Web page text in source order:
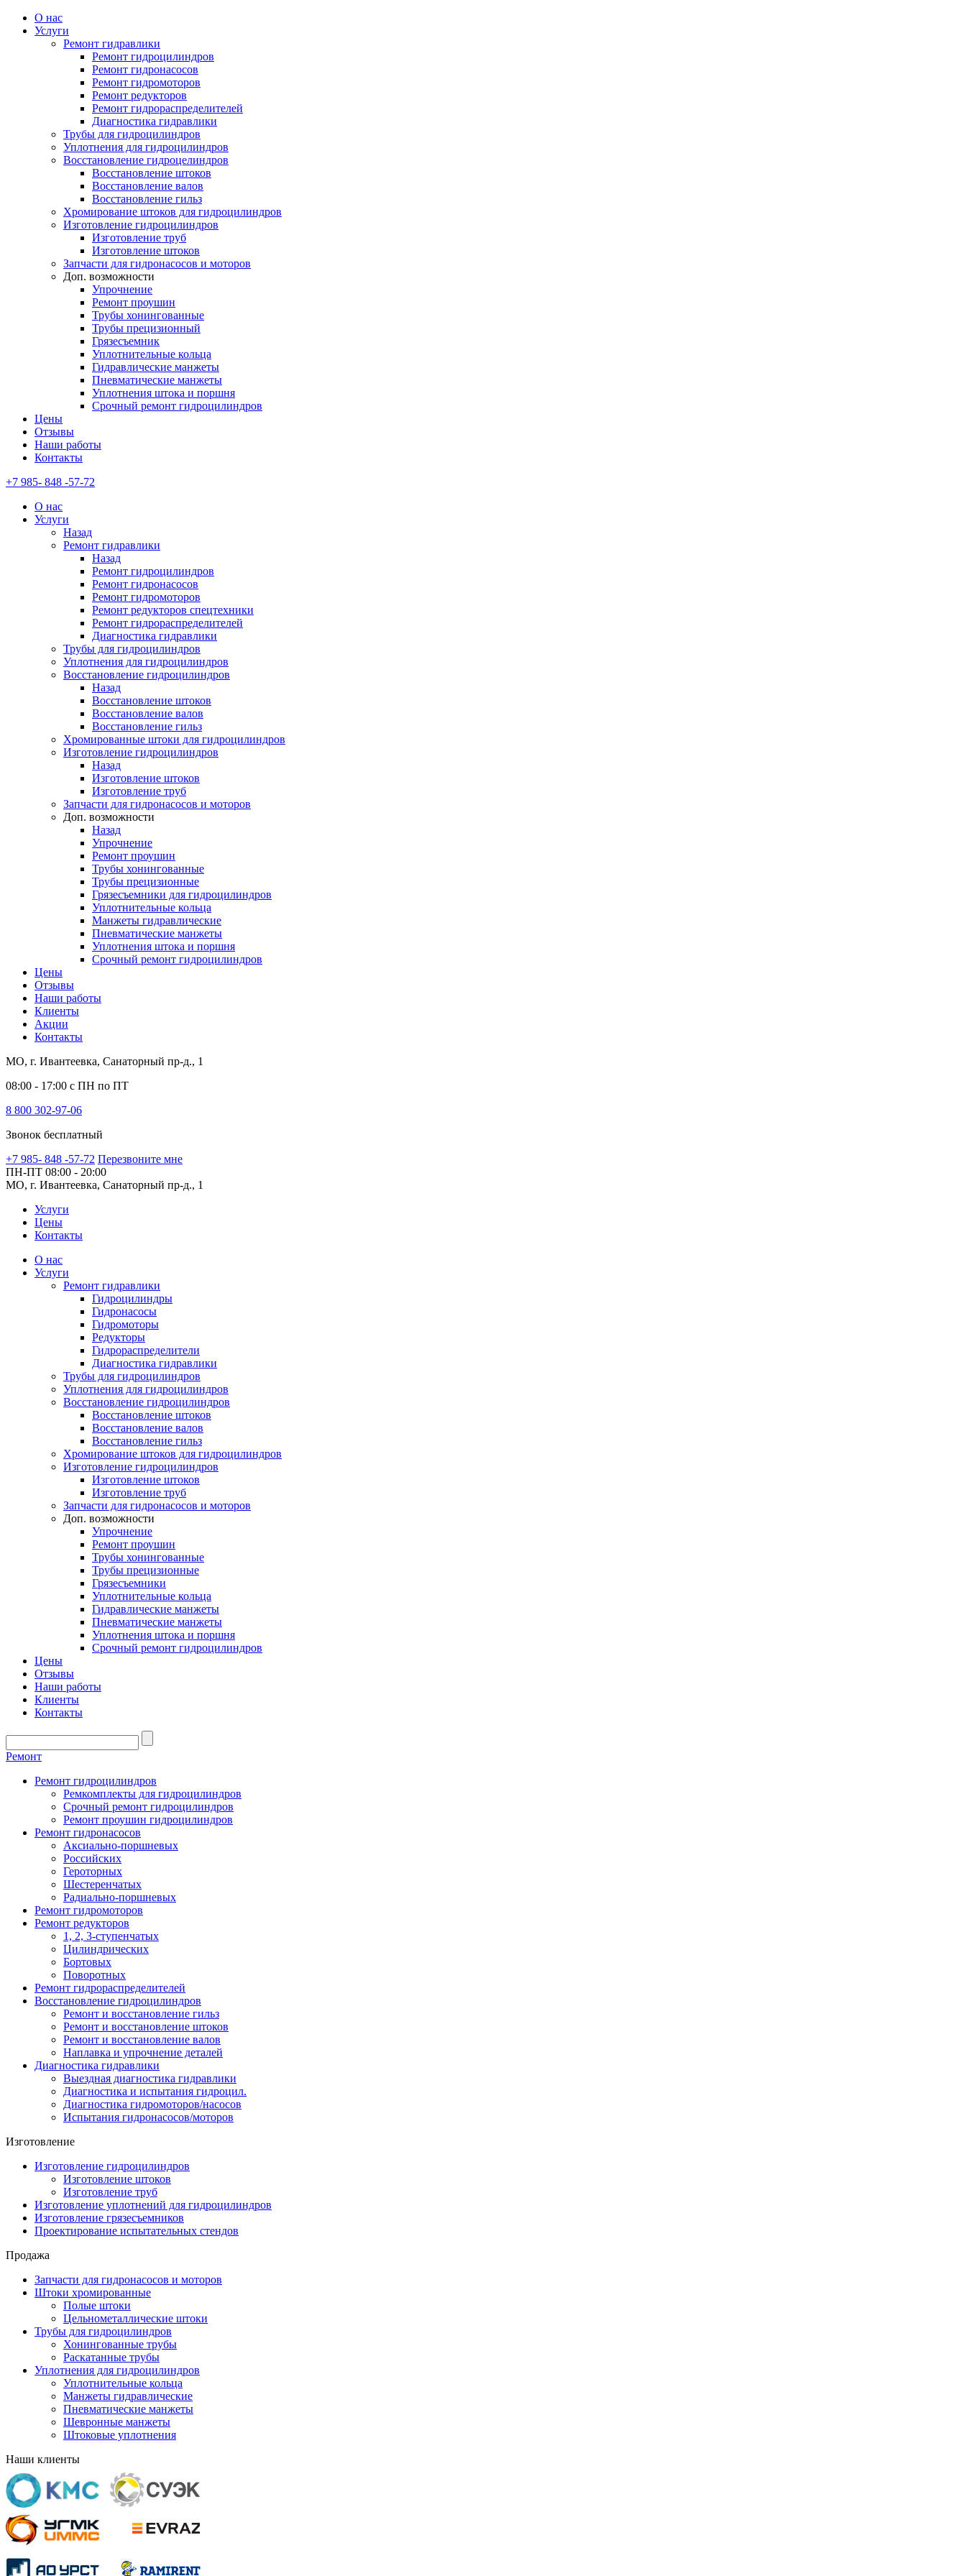
О нас
Услуги
Ремонт гидравлики
Ремонт гидроцилиндров
Ремонт гидронасосов
Ремонт гидромоторов
Ремонт редукторов
Ремонт гидрораспределителей
Диагностика гидравлики
Трубы для гидроцилиндров
Уплотнения для гидроцилиндров
Восстановление гидроцелиндров
Восстановление штоков
Восстановление валов
Восстановление гильз
Хромирование штоков для гидроцилиндров
Изготовление гидроцилиндров
Изготовление труб
Изготовление штоков
Запчасти для гидронасосов и моторов
Доп. возможности
Упрочнение
Ремонт проушин
Трубы хонингованные
Трубы прецизионный
Грязесъемник
Уплотнительные кольца
Гидравлические манжеты
Пневматические манжеты
Уплотнения штока и поршня
Срочный ремонт гидроцилиндров
Цены
Отзывы
Наши работы
Контакты
+7 985- 848 -57-72
О нас
Услуги
Назад
Ремонт гидравлики
Назад
Ремонт гидроцилиндров
Ремонт гидронасосов
Ремонт гидромоторов
Ремонт редукторов спецтехники
Ремонт гидрораспределителей
Диагностика гидравлики
Трубы для гидроцилиндров
Уплотнения для гидроцилиндров
Восстановление гидроцилиндров
Назад
Восстановление штоков
Восстановление валов
Восстановление гильз
Хромированные штоки для гидроцилиндров
Изготовление гидроцилиндров
Назад
Изготовление штоков
Изготовление труб
Запчасти для гидронасосов и моторов
Доп. возможности
Назад
Упрочнение
Ремонт проушин
Трубы хонингованные
Трубы прецизионные
Грязесъемники для гидроцилиндров
Уплотнительные кольца
Манжеты гидравлические
Пневматические манжеты
Уплотнения штока и поршня
Срочный ремонт гидроцилиндров
Цены
Отзывы
Наши работы
Клиенты
Акции
Контакты
МО, г. Ивантеевка, Санаторный пр-д., 1
08:00 - 17:00 с ПН по ПТ
8 800 302-97-06
Звонок бесплатный
+7 985- 848 -57-72 Перезвоните мне
ПН-ПТ 08:00 - 20:00
МО, г. Ивантеевка, Санаторный пр-д., 1
Услуги
Цены
Контакты
О нас
Услуги
Ремонт гидравлики
Гидроцилиндры
Гидронасосы
Гидромоторы
Редукторы
Гидрораспределители
Диагностика гидравлики
Трубы для гидроцилиндров
Уплотнения для гидроцилиндров
Восстановление гидроцилиндров
Восстановление штоков
Восстановление валов
Восстановление гильз
Хромирование штоков для гидроцилиндров
Изготовление гидроцилиндров
Изготовление штоков
Изготовление труб
Запчасти для гидронасосов и моторов
Доп. возможности
Упрочнение
Ремонт проушин
Трубы хонингованные
Трубы прецизионные
Грязесъемники
Уплотнительные кольца
Гидравлические манжеты
Пневматические манжеты
Уплотнения штока и поршня
Срочный ремонт гидроцилиндров
Цены
Отзывы
Наши работы
Клиенты
Контакты
Ремонт
Ремонт гидроцилиндров
Ремкомплекты для гидроцилиндров
Срочный ремонт гидроцилиндров
Ремонт проушин гидроцилиндров
Ремонт гидронасосов
Аксиально-поршневых
Российских
Героторных
Шестеренчатых
Радиально-поршневых
Ремонт гидромоторов
Ремонт редукторов
1, 2, 3-ступенчатых
Цилиндрических
Бортовых
Поворотных
Ремонт гидрораспределителей
Восстановление гидроцилиндров
Ремонт и восстановление гильз
Ремонт и восстановление штоков
Ремонт и восстановление валов
Наплавка и упрочнение деталей
Диагностика гидравлики
Выездная диагностика гидравлики
Диагностика и испытания гидроцил.
Диагностика гидромоторов/насосов
Испытания гидронасосов/моторов
Изготовление
Изготовление гидроцилиндров
Изготовление штоков
Изготовление труб
Изготовление уплотнений для гидроцилиндров
Изготовление грязесъемников
Проектирование испытательных стендов
Продажа
Запчасти для гидронасосов и моторов
Штоки хромированные
Полые штоки
Цельнометаллические штоки
Трубы для гидроцилиндров
Хонингованные трубы
Раскатанные трубы
Уплотнения для гидроцилиндров
Уплотнительные кольца
Манжеты гидравлические
Пневматические манжеты
Шевронные манжеты
Штоковые уплотнения
Наши клиенты